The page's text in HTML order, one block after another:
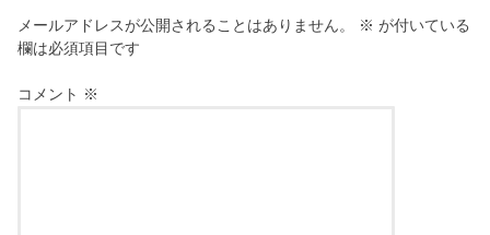
メールアドレスが公開されることはありません。 ※ が付いている
欄は必須項目です
コメント ※